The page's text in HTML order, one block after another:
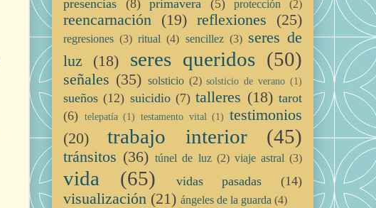
presencias
(8) primavera (5) protección (2)
reencarnación (19) reflexiones (25)
regresiones (3) ritual (4) sencillez (3) seres de
luz
(18) seres queridos (50)
señales (35) solsticio (2) solsticio de verano (1)
sueños (12) suicidio (7) talleres (18) tarot
(6) telepatía (1) testamento vital (1) testimonios
(20)
trabajo interior (45)
tránsitos (36) túnel de luz (2) viaje astral (3)
vida (65) vidas pasadas (14)
visualización (21) ángeles de la guarda (4)